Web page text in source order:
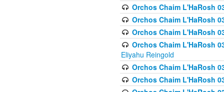
Orchos Chaim L'HaRosh
Orchos Chaim L'HaRosh
Orchos Chaim L'HaRosh
Orchos Chaim L'HaRosh
Eliyahu Reingold
Orchos Chaim L'HaRosh
Orchos Chaim L'HaRosh